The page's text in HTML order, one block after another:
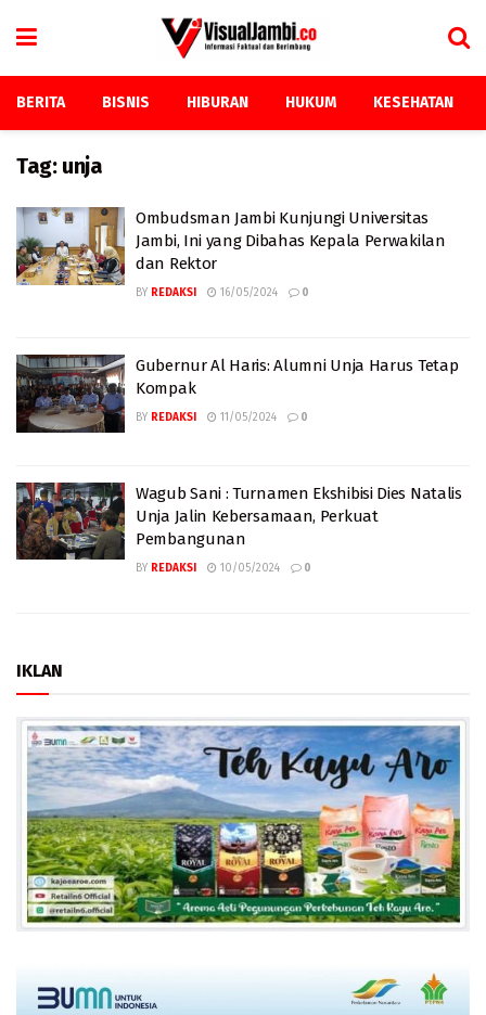
BERITA BISNIS HIBURAN HUKUM KESEHATAN
Tag: unja
Ombudsman Jambi Kunjungi Universitas
Jambi, Ini yang Dibahas Kepala Perwakilan
dan Rektor
BY REDAKSI 16/05/2024 0
Gubernur Al Haris: Alumni Unja Harus Tetap
Kompak
BY REDAKSI 11/05/2024 0
Wagub Sani : Turnamen Ekshibisi Dies Natalis
Unja Jalin Kebersamaan, Perkuat
Pembangunan
BY REDAKSI 10/05/2024 0
IKLAN